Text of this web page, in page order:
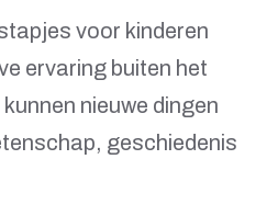
voor kinderen
ervaring buiten het
nieuwe dingen
geschiedenis